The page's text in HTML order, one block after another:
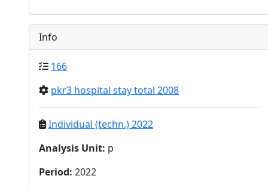
Info
166
pkr3 hospital stay total 2008
Individual (techn.) 2022
Analysis Unit: p
Period: 2022